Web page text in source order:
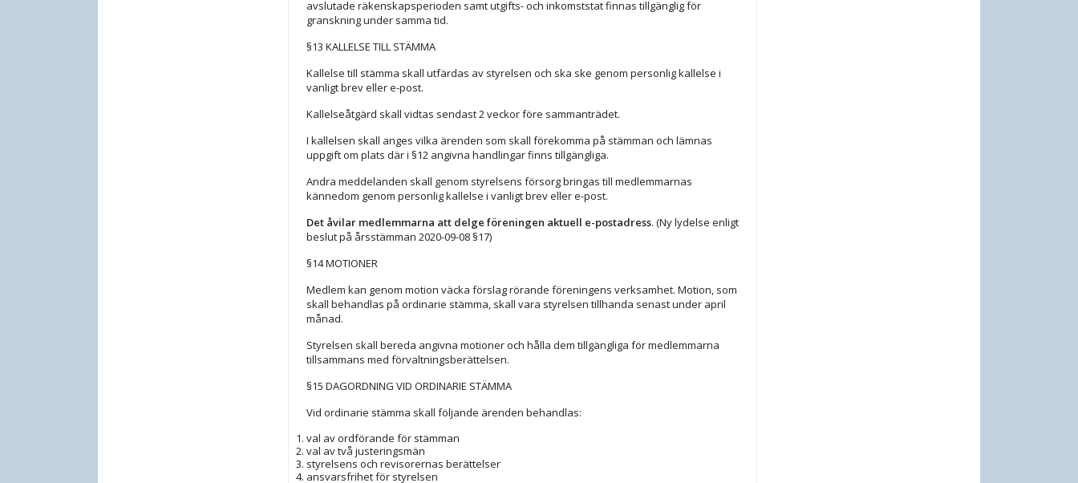
avslutade räkenskapsperioden samt utgifts- och inkomststat finnas tillgänglig för
granskning under samma tid.
§13 KALLELSE TILL STÄMMA
Kallelse till stämma skall utfärdas av styrelsen och ska ske genom personlig kallelse i
vanligt brev eller e-post.
Kallelseåtgärd skall vidtas sendast 2 veckor före sammanträdet.
I kallelsen skall anges vilka ärenden som skall förekomma på stämman och lämnas
uppgift om plats där i §12 angivna handlingar finns tillgängliga.
Andra meddelanden skall genom styrelsens försorg bringas till medlemmarnas
kännedom genom personlig kallelse i vanligt brev eller e-post.
Det åvilar medlemmarna att delge föreningen aktuell e-postadress. (Ny lydelse enligt
beslut på årsstämman 2020-09-08 §17)
§14 MOTIONER
Medlem kan genom motion väcka förslag rörande föreningens verksamhet. Motion, som
skall behandlas på ordinarie stämma, skall vara styrelsen tillhanda senast under april
månad.
Styrelsen skall bereda angivna motioner och hålla dem tillgängliga för medlemmarna
tillsammans med förvaltningsberättelsen.
§15 DAGORDNING VID ORDINARIE STÄMMA
Vid ordinarie stämma skall följande ärenden behandlas:
val av ordförande för stämman
val av två justeringsmän
styrelsens och revisorernas berättelser
ansvarsfrihet för styrelsen